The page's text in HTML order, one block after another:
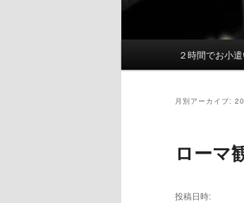
イ
２時間でお小
月別アーカイブ:
ローマ
投稿日時: